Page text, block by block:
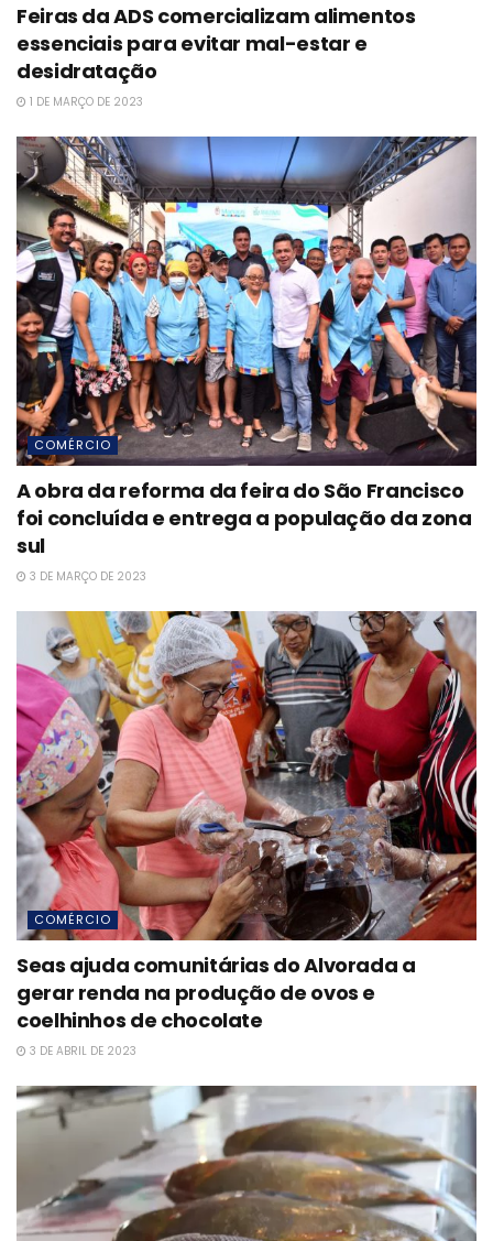
Feiras da ADS comercializam alimentos
essenciais para evitar mal-estar e
desidratação
1 DE MARÇO DE 2023
COMÉRCIO
A obra da reforma da feira do São Francisco
foi concluída e entrega a população da zona
sul
3 DE MARÇO DE 2023
COMÉRCIO
Seas ajuda comunitárias do Alvorada a
gerar renda na produção de ovos e
coelhinhos de chocolate
3 DE ABRIL DE 2023